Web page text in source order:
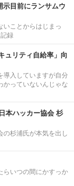
目前にランサムウ
いことからはじまっ
録
ュリティ自給率」向
導入していますが自分
かっていないんじゃな
本ハッカー協会 杉
杉浦氏が本気を出し
らいつの間にかすっか